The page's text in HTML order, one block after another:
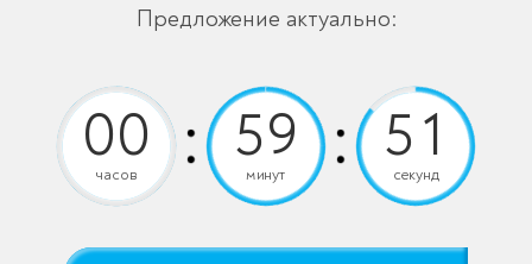
Предложение актуально:
часов минут секунд